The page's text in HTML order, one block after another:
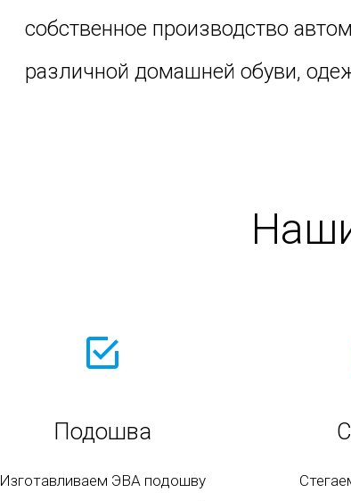
собственное производство
различной домашней обуви,
Подошва
Изготавливаем ЭВА подошву